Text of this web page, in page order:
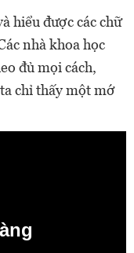
hiểu được các chữ
nhà khoa học
đủ mọi cách,
chỉ thấy một mớ